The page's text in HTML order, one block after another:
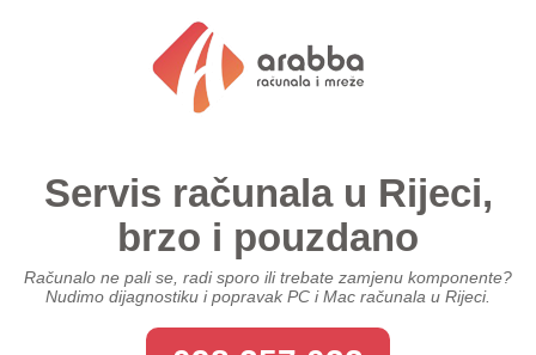
na
sadržaj
na
sadržaj
na
sadržaj
Servis računala u Rijeci,
brzo i pouzdano
Računalo ne pali se, radi sporo ili trebate zamjenu komponente?
Nudimo dijagnostiku i popravak PC i Mac računala u Rijeci.